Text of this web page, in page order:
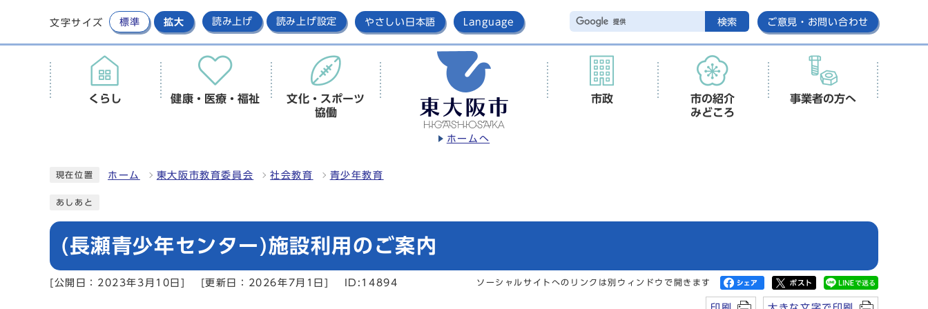
文字サイズ 標準 拡大 読み上げ 読み上げ設定 やさしい日本語 Language 検索 ご意見・お問い合わせ
ホームへ
くらし 健康・医療・福祉
文化・スポーツ
協働
市政
市の紹介
みどころ
事業者の方へ
現在位置 ホーム 東大阪市教育委員会 社会教育 青少年教育
あしあと
(長瀬青少年センター)施設利用のご案内
[公開日：2023年3月10日] [更新日：2026年7月1日] ID:14894 ソーシャルサイトへのリンクは別ウィンドウで開きます